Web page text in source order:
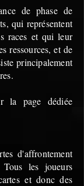
de phase de
qui représentent
races et qui leur
ressources, et de
principalement
la page dédiée
d'affrontement
les joueurs
et donc des